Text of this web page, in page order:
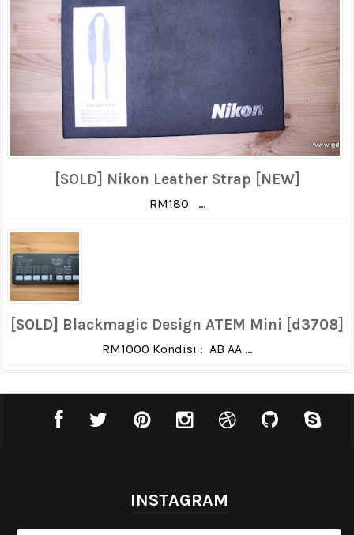
[SOLD] Nikon Leather Strap [NEW]
RM180 ...
[SOLD] Blackmagic Design ATEM Mini [d3708]
RM1000 Kondisi : AB AA ...
INSTAGRAM